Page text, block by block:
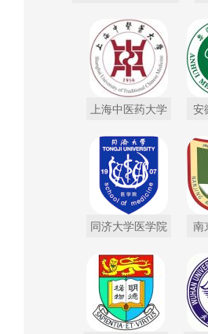
上海中医药大学 安
同济大学医学院 南